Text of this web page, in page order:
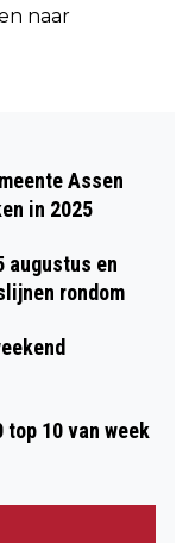
naar
Assen
in 2025
augustus en
rondom
10 van week